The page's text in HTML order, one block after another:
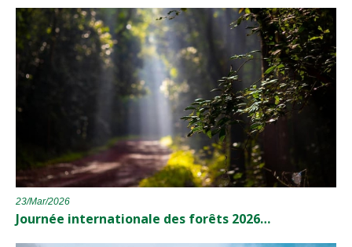
23/Mar/2026
Journée internationale des forêts 2026…